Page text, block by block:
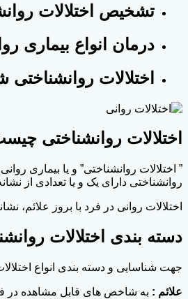
تشخیص اختلالات
درمان انواع بیماری
اختلالات
اختلالات روانشناختی
” اختلالات روانشناختی” و یا بیماری
روانشناختی دارای یک و یا تعدادی از
اختلالات روانی در فرد با بروز علائم،
دسته بندی اختلالات
جهت شناسایی و دسته بندی انواع
علائم : به شاخص های قابل مشاهده در